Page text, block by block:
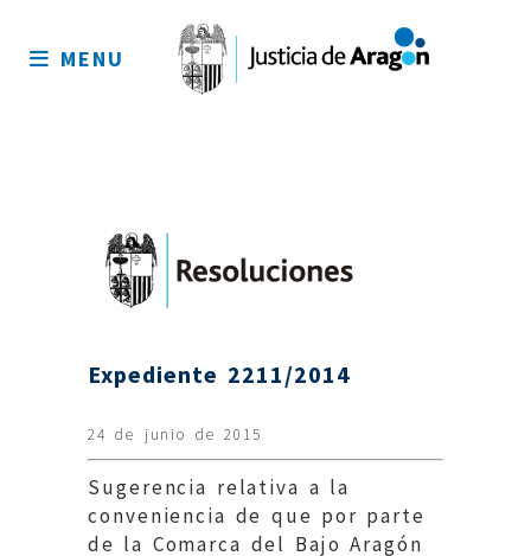
sitio
MENU
Expediente 2211/2014
24 de junio de 2015
Sugerencia relativa a la
conveniencia de que por parte
de la Comarca del Bajo Aragón